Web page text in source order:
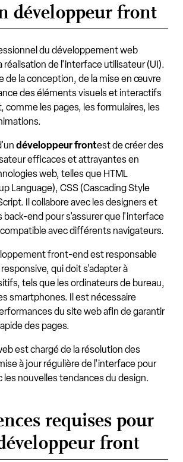
développeur front
du développement web
réalisation de l'interface utilisateur (UI).
de la conception, de la mise en œuvre
des éléments visuels et interactifs
comme les pages, les formulaires, les
développeur frontest de créer des
efficaces et attrayantes en
web, telles que HTML
Language), CSS (Cascading Style
Il collabore avec les designers et
back-end pour s'assurer que l'interface
avec différents navigateurs.
front-end est responsable
qui doit s'adapter à
tels que les ordinateurs de bureau,
smartphones. Il est nécessaire
du site web afin de garantir
des pages.
est chargé de la résolution des
à jour régulière de l'interface pour
les nouvelles tendances du design.
requises pour
front